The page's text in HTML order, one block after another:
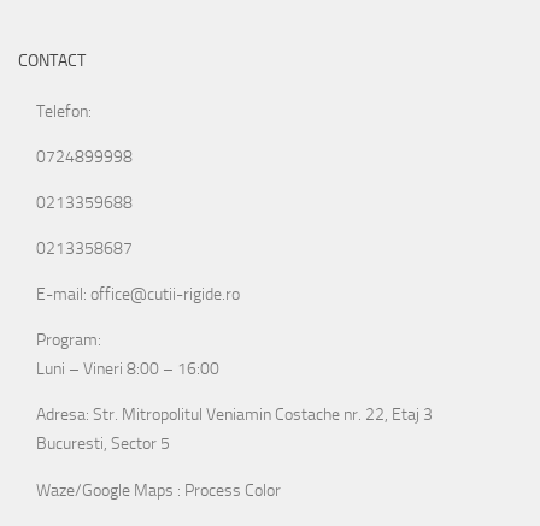
CONTACT
Telefon:
0724899998
0213359688
0213358687
E-mail: office@cutii-rigide.ro
Program:
Luni – Vineri 8:00 – 16:00
Adresa: Str. Mitropolitul Veniamin Costache nr. 22, Etaj 3
Bucuresti, Sector 5
Waze/Google Maps : Process Color